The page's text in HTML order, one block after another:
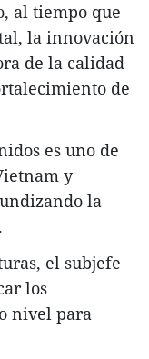
al tiempo que
la innovación
de la calidad
de
es uno de
y
la
el subjefe
los
nivel para